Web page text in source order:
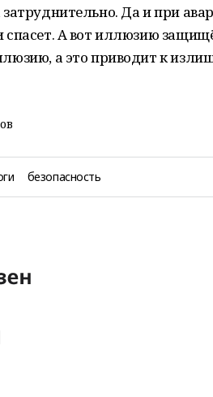
затруднительно. Да и при
спасет. А вот иллюзию
а это приводит к
безопасность